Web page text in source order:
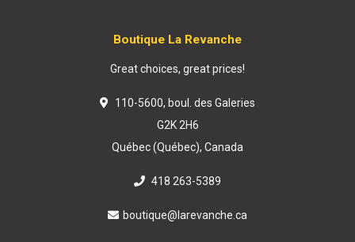
Boutique La Revanche
Great choices, great prices!
110-5600, boul. des Galeries
G2K 2H6
Québec (Québec), Canada
418 263-5389
boutique@larevanche.ca